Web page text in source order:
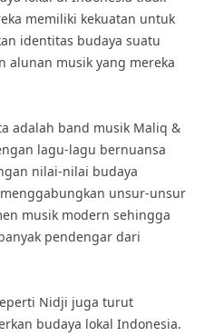
memiliki kekuatan untuk
identitas budaya suatu
alunan musik yang mereka
adalah band musik Maliq &
lagu-lagu bernuansa
nilai-nilai budaya
unsur-unsur
musik modern sehingga
pendengar dari
Nidji juga turut
budaya lokal Indonesia.